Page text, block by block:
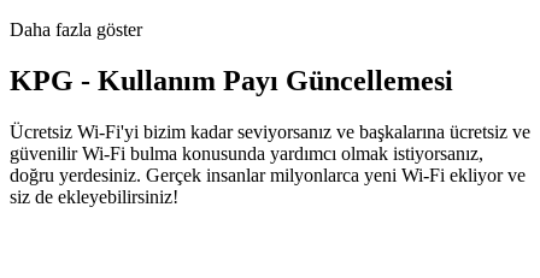
Daha fazla göster
KPG - Kullanım Payı Güncellemesi
Ücretsiz Wi-Fi'yi bizim kadar seviyorsanız ve başkalarına ücretsiz ve
güvenilir Wi-Fi bulma konusunda yardımcı olmak istiyorsanız,
doğru yerdesiniz. Gerçek insanlar milyonlarca yeni Wi-Fi ekliyor ve
siz de ekleyebilirsiniz!